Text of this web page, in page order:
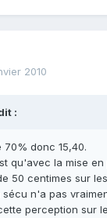
2010
:
donc 15,40.
qu'avec la mise
50 centimes sur
n'a pas
perception sur